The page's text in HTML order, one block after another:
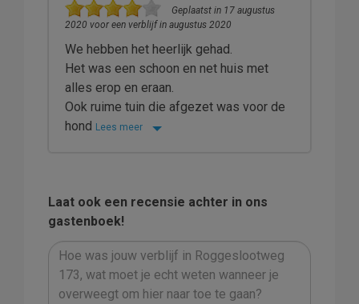
Geplaatst in 17 augustus
2020 voor een verblijf in augustus 2020
We hebben het heerlijk gehad.
Het was een schoon en net huis met
alles erop en eraan.
Ook ruime tuin die afgezet was voor de
hond Lees meer
Laat ook een recensie achter in ons
gastenboek!